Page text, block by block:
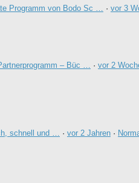
Programm von Bodo Sc … · vor 3
– Büc … · vor 2
schnell und … · vor 2 Jahren ·